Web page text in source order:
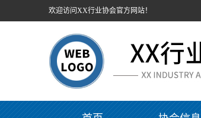
欢迎访问XX行业协会官方网站！